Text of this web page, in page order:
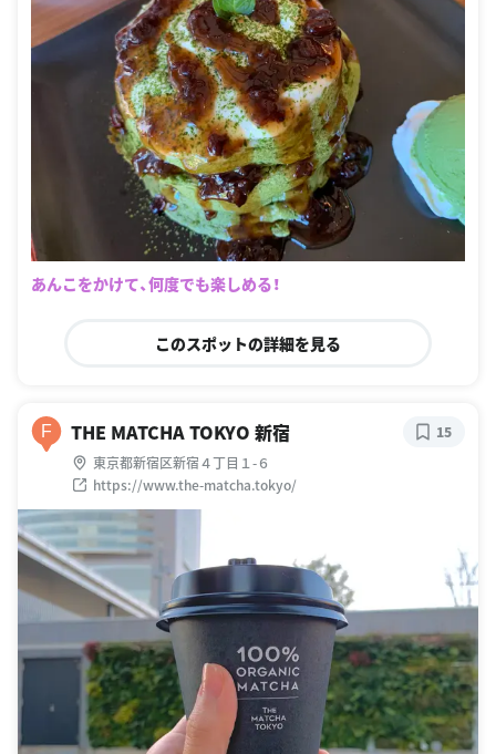
あんこをかけて、何度でも楽しめる！
このスポットの詳細を見る
F THE MATCHA TOKYO 新宿
東京都新宿区新宿４丁目１-６
https://www.the-matcha.tokyo/
15